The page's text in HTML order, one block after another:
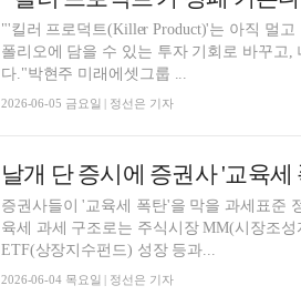
"'킬러 프로덕트(Killer Product)'는 아직 멀
폴리오에 담을 수 있는 투자 기회로 바꾸고
다."박현주 미래에셋그룹 ...
2026-06-05 금요일 | 정선은 기자
증권사들이 '교육세 폭탄'을 막을 과세표준
육세 과세 구조로는 주식시장 MM(시장조
ETF(상장지수펀드) 성장 등과...
2026-06-04 목요일 | 정선은 기자